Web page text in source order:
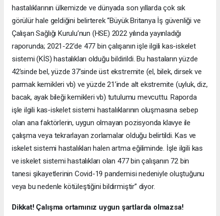
hastalıklarının ülkemizde ve dünyada son yıllarda çok sık
görülür hale geldiğini belirterek “Büyük Britanya İş güvenliği ve
Çalışan Sağlığı Kurulu’nun (HSE) 2022 yılında yayınladığı
raporunda; 2021-22’de 477 bin çalışanın işle ilgili kas-iskelet
sistemi (KİS) hastalıkları olduğu bildirildi. Bu hastaların yüzde
42’sinde bel, yüzde 37’sinde üst ekstremite (el, bilek, dirsek ve
parmak kemikleri vb) ve yüzde 21’inde alt ekstremite (uyluk, diz,
bacak, ayak bileği kemikleri vb) tutulumu mevcuttu. Raporda
işle ilgili kas-iskelet sistemi hastalıklarının oluşmasına sebep
olan ana faktörlerin, uygun olmayan pozisyonda klavye ile
çalışma veya tekrarlayan zorlamalar olduğu belirtildi. Kas ve
iskelet sistemi hastalıkları halen artma eğiliminde. İşle ilgili kas
ve iskelet sistemi hastalıkları olan 477 bin çalışanın 72 bin
tanesi şikayetlerinin Covid-19 pandemisi nedeniyle oluştuğunu
veya bu nedenle kötüleştiğini bildirmiştir” diyor.
Dikkat! Çalışma ortamınız uygun şartlarda olmazsa!